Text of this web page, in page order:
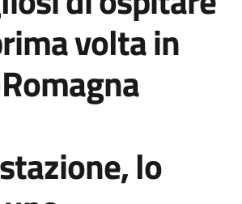
volta in
lo